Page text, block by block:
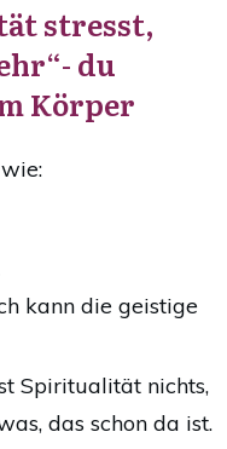
stresst,
du
Körper
kann die geistige
Spiritualität nichts,
das schon da ist.